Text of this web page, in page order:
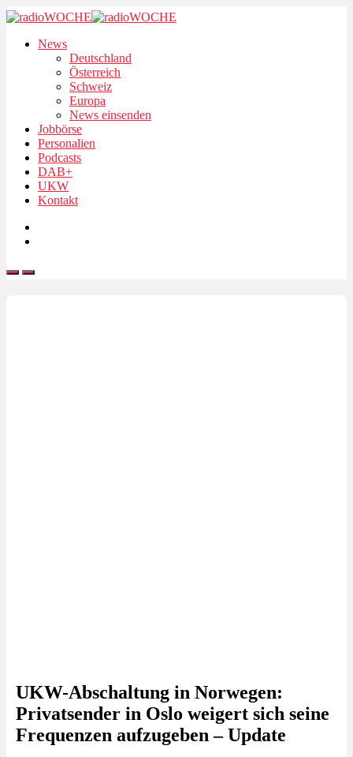
News
Deutschland
Österreich
Schweiz
Europa
News einsenden
Jobbörse
Personalien
Podcasts
DAB+
UKW
Kontakt
UKW-Abschaltung in Norwegen:
Privatsender in Oslo weigert sich seine
Frequenzen aufzugeben – Update